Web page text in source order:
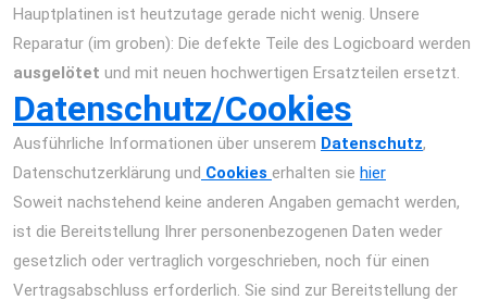
Hauptplatinen ist heutzutage gerade nicht wenig. Unsere
Reparatur (im groben): Die defekte Teile des Logicboard werden
ausgelötet und mit neuen hochwertigen Ersatzteilen ersetzt.
Datenschutz/Cookies
Ausführliche Informationen über unserem Datenschutz,
Datenschutzerklärung und Cookies erhalten sie hier
Soweit nachstehend keine anderen Angaben gemacht werden,
ist die Bereitstellung Ihrer personenbezogenen Daten weder
gesetzlich oder vertraglich vorgeschrieben, noch für einen
Vertragsabschluss erforderlich. Sie sind zur Bereitstellung der